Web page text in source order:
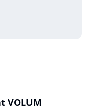
VOLUM